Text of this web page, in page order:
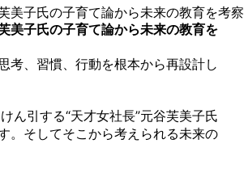
美子氏の子育て論から未来の教育を考察
美子氏の子育て論から未来の教育を
考、習慣、行動を根本から再設計し
ん引する“天才女社長”元谷芙美子氏
。そしてそこから考えられる未来の